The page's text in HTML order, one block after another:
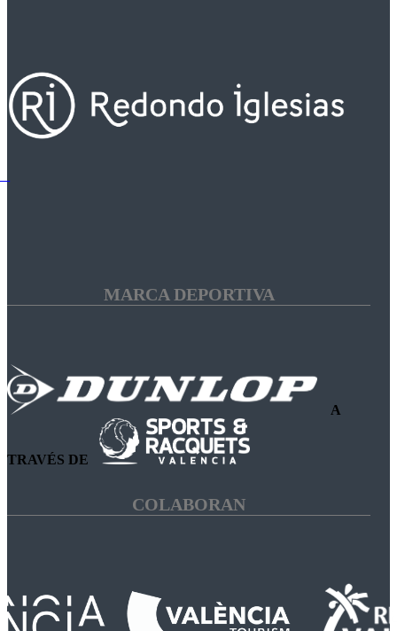
MARCA DEPORTIVA
A
TRAVÉS DE
COLABORAN